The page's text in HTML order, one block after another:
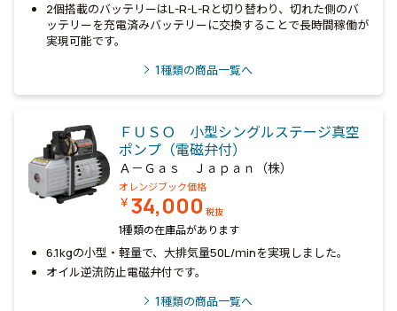
2個搭載のバッテリーはL-R-L-Rと切り替わり、切れた側のバ
ッテリーを充電済みバッテリーに交換することで長時間稼働が
実現可能です。
1種類の商品一覧へ
ＦＵＳＯ 小型シングルステージ真空
ポンプ（電磁弁付）
Ａ－Ｇａｓ Ｊａｐａｎ（株）
オレンジブック価格
￥34,000 税抜
1種類の在庫品があります
6.1kgの小型・軽量で、大排気量50L/ｍinを実現しました。
オイル逆流防止電磁弁付です。
1種類の商品一覧へ